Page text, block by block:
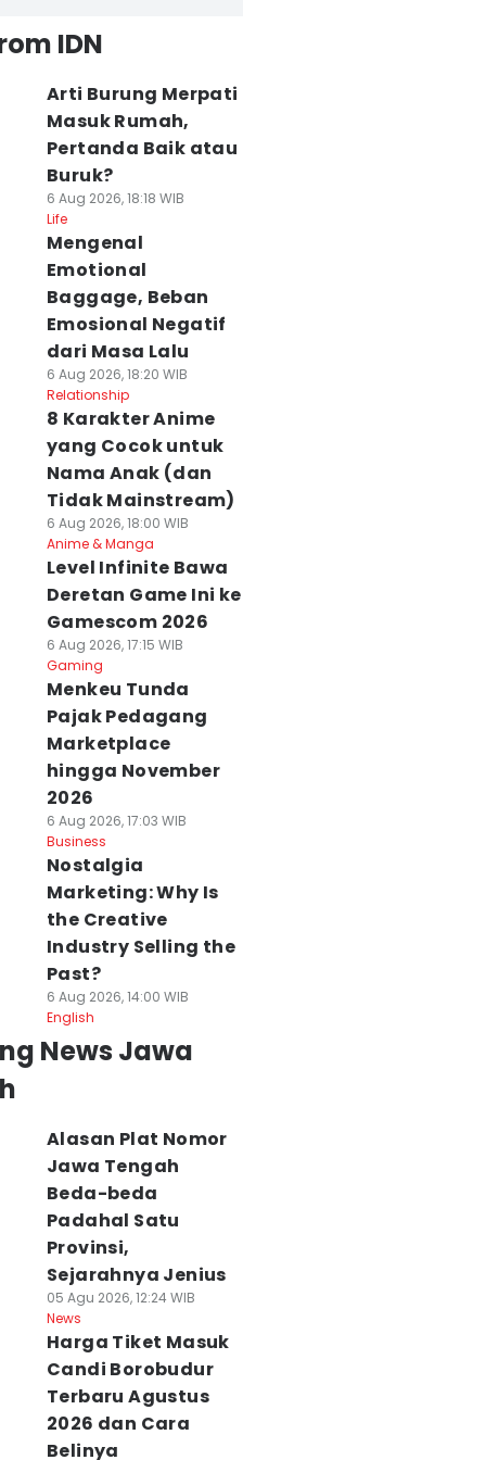
IDN
Arti Burung Merpati
Masuk Rumah,
Pertanda Baik atau
Buruk?
6 Aug 2026, 18:18 WIB
Life
Mengenal
Emotional
Baggage, Beban
Emosional Negatif
dari Masa Lalu
6 Aug 2026, 18:20 WIB
Relationship
8 Karakter Anime
yang Cocok untuk
Nama Anak (dan
Tidak Mainstream)
6 Aug 2026, 18:00 WIB
Anime & Manga
Level Infinite Bawa
Deretan Game Ini ke
Gamescom 2026
6 Aug 2026, 17:15 WIB
Gaming
Menkeu Tunda
Pajak Pedagang
Marketplace
hingga November
2026
6 Aug 2026, 17:03 WIB
Business
Nostalgia
Marketing: Why Is
the Creative
Industry Selling the
Past?
6 Aug 2026, 14:00 WIB
English
News Jawa
Alasan Plat Nomor
Jawa Tengah
Beda-beda
Padahal Satu
Provinsi,
Sejarahnya Jenius
05 Agu 2026, 12:24 WIB
News
Harga Tiket Masuk
Candi Borobudur
Terbaru Agustus
2026 dan Cara
Belinya